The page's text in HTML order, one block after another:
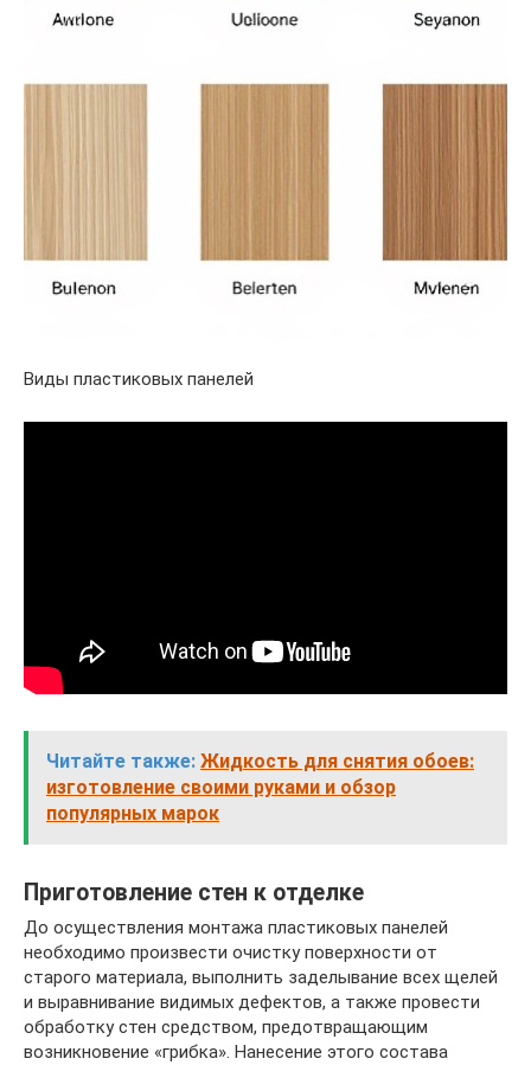
Виды пластиковых панелей
Читайте также: Жидкость для снятия обоев:
изготовление своими руками и обзор
популярных марок
Приготовление стен к отделке
До осуществления монтажа пластиковых панелей
необходимо произвести очистку поверхности от
старого материала, выполнить заделывание всех щелей
и выравнивание видимых дефектов, а также провести
обработку стен средством, предотвращающим
возникновение «грибка». Нанесение этого состава